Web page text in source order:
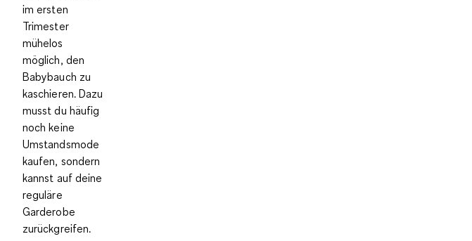
im ersten
Trimester
mühelos
möglich, den
Babybauch zu
kaschieren. Dazu
musst du häufig
noch keine
Umstandsmode
kaufen, sondern
kannst auf deine
reguläre
Garderobe
zurückgreifen.